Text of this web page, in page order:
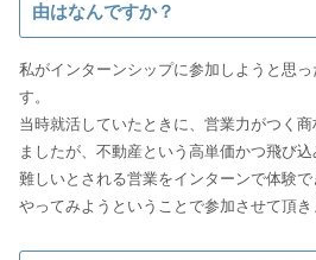
由はなんですか？
私がインターンシップに参加しようと思
す。
当時就活していたときに、営業力がつく
ましたが、不動産という高単価かつ飛び
難しいとされる営業をインターンで体験
やってみようということで参加させて頂き